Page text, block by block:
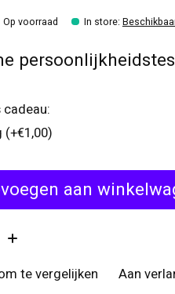
Op voorraad In store:
cadeau:
(+€1,00)
aan
te vergelijken Aan